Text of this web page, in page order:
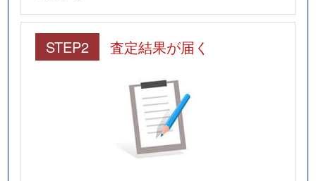
STEP2 査定結果が届く